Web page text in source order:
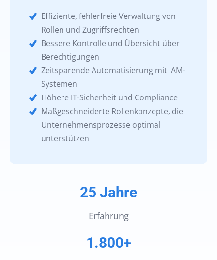
Effiziente, fehlerfreie Verwaltung von
Rollen und Zugriffsrechten
Bessere Kontrolle und Übersicht über
Berechtigungen
Zeitsparende Automatisierung mit IAM-
Systemen
Höhere IT-Sicherheit und Compliance
Maßgeschneiderte Rollenkonzepte, die
Unternehmensprozesse optimal
unterstützen
25 Jahre
Erfahrung
1.800+